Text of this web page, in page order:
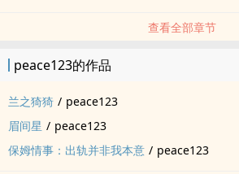
查看全部章节
peace123的作品
兰之猗猗 / peace123
眉间星 / peace123
保姆情事：出轨并非我本意 / peace123